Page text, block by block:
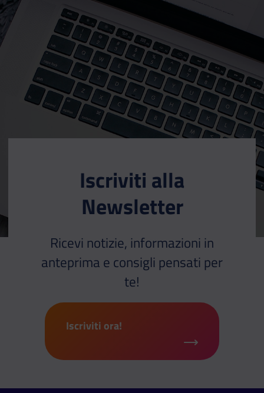
Iscriviti alla
Newsletter
Ricevi notizie, informazioni in
anteprima e consigli pensati per
te!
Iscriviti ora!